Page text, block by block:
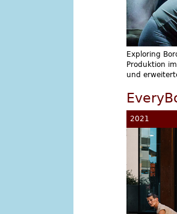
Exploring
Produktion
und
2021